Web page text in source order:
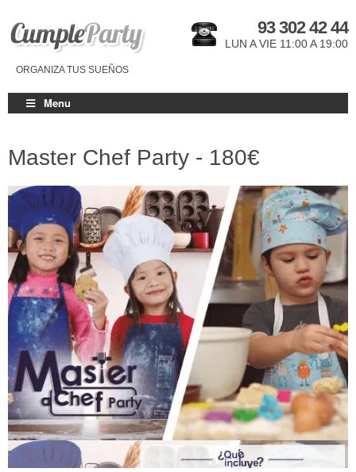
ORGANIZA TUS SUEÑOS
93 302 42 44
LUN A VIE 11:00 A 19:00
Menu
Master Chef Party - 180€